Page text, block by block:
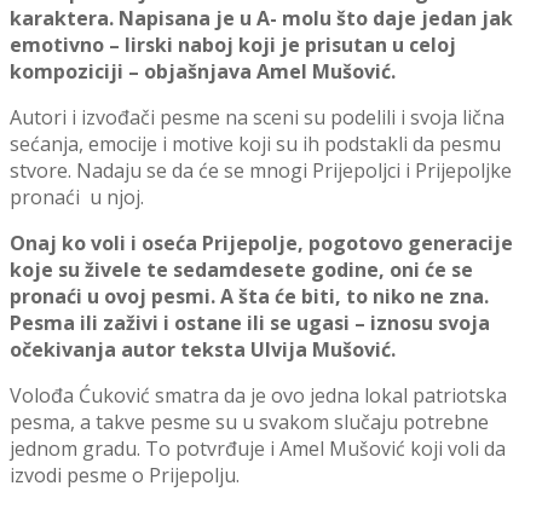
karaktera. Napisana je u A- molu što daje jedan jak
emotivno – lirski naboj koji je prisutan u celoj
kompoziciji – objašnjava Amel Mušović.
Autori i izvođači pesme na sceni su podelili i svoja lična
sećanja, emocije i motive koji su ih podstakli da pesmu
stvore. Nadaju se da će se mnogi Prijepolјci i Prijepolјke
pronaći u njoj.
Onaj ko voli i oseća Prijepolјe, pogotovo generacije
koje su živele te sedamdesete godine, oni će se
pronaći u ovoj pesmi. A šta će biti, to niko ne zna.
Pesma ili zaživi i ostane ili se ugasi – iznosu svoja
očekivanja autor teksta Ulvija Mušović.
Volođa Ćuković smatra da je ovo jedna lokal patriotska
pesma, a takve pesme su u svakom slučaju potrebne
jednom gradu. To potvrđuje i Amel Mušović koji voli da
izvodi pesme o Prijepolјu.